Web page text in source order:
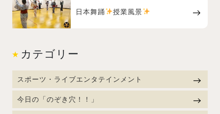
日本舞踊 授業風景
カテゴリー
スポーツ・ライブエンタテインメント
今日の「のぞき穴！！」